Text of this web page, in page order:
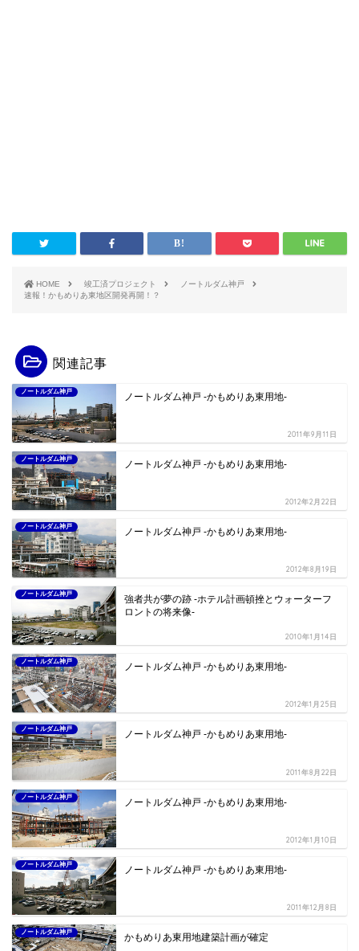
HOME 竣工済プロジェクト
ノートルダム神戸
速報！かもめりあ東地区開発再開！？
関連記事
ノートルダム神戸 ノートルダム神戸 -かもめりあ東用地-
2011年9月11日
ノートルダム神戸 ノートルダム神戸 -かもめりあ東用地-
2012年2月22日
ノートルダム神戸 ノートルダム神戸 -かもめりあ東用地-
2012年8月19日
ノートルダム神戸
強者共が夢の跡 -ホテル計画頓挫とウォーターフ
ロントの将来像-
2010年1月14日
ノートルダム神戸 ノートルダム神戸 -かもめりあ東用地-
2012年1月25日
ノートルダム神戸 ノートルダム神戸 -かもめりあ東用地-
2011年8月22日
ノートルダム神戸 ノートルダム神戸 -かもめりあ東用地-
2012年1月10日
ノートルダム神戸 ノートルダム神戸 -かもめりあ東用地-
2011年12月8日
ノートルダム神戸 かもめりあ東用地建築計画が確定